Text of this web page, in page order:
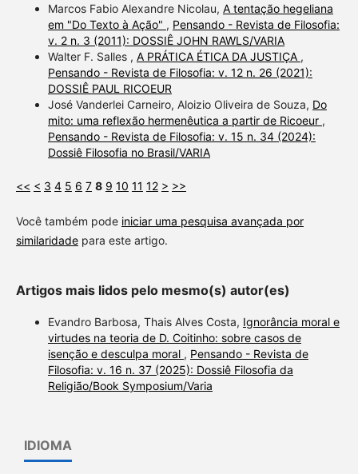
Marcos Fabio Alexandre Nicolau, A tentação hegeliana
em "Do Texto à Ação" , Pensando - Revista de Filosofia:
v. 2 n. 3 (2011): DOSSIÊ JOHN RAWLS/VARIA
Walter F. Salles , A PRÁTICA ÉTICA DA JUSTIÇA ,
Pensando - Revista de Filosofia: v. 12 n. 26 (2021):
DOSSIÊ PAUL RICOEUR
José Vanderlei Carneiro, Aloizio Oliveira de Souza, Do
mito: uma reflexão hermenêutica a partir de Ricoeur ,
Pensando - Revista de Filosofia: v. 15 n. 34 (2024):
Dossiê Filosofia no Brasil/VARIA
<< < 3 4 5 6 7 8 9 10 11 12 > >>
Você também pode iniciar uma pesquisa avançada por
similaridadepara este artigo.
Artigos mais lidos pelo mesmo(s) autor(es)
Evandro Barbosa, Thais Alves Costa, Ignorância moral e
virtudes na teoria de D. Coitinho: sobre casos de
isenção e desculpa moral , Pensando - Revista de
Filosofia: v. 16 n. 37 (2025): Dossiê Filosofia da
Religião/Book Symposium/Varia
IDIOMA